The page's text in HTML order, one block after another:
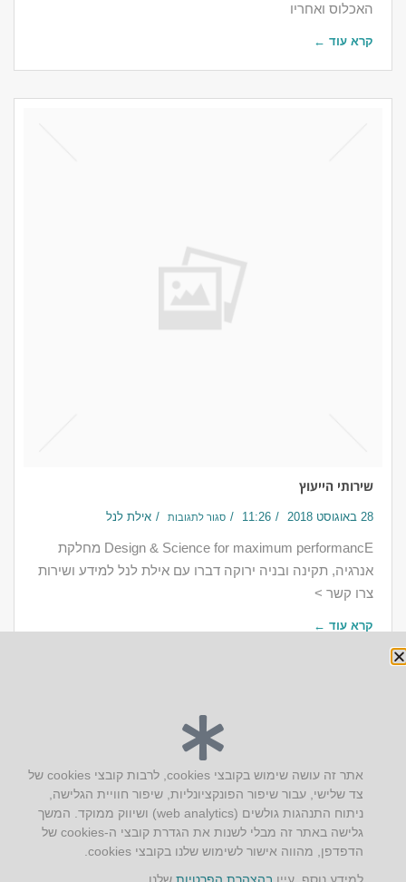
האכלוס ואחריו​​
קרא עוד ←
שירותי הייעוץ
28 באוגוסט 2018 11:26 סגור לתגובות אילת לנל
Design & Science for maximum performancE מחלקת
אנרגיה, תקינה ובניה ירוקה דברו עם אילת לנל למידע ושירות
צרו קשר >
קרא עוד ←
אתר זה עושה שימוש בקובצי cookies, לרבות קובצי cookies של
צד שלישי, עבור שיפור הפונקציונליות, שיפור חוויית הגלישה,
ניתוח התנהגות גולשים (web analytics) ושיווק ממוקד. המשך
גלישה באתר זה מבלי לשנות את הגדרת קובצי ה-cookies של
הדפדפן, מהווה אישור לשימוש שלנו בקובצי cookies.